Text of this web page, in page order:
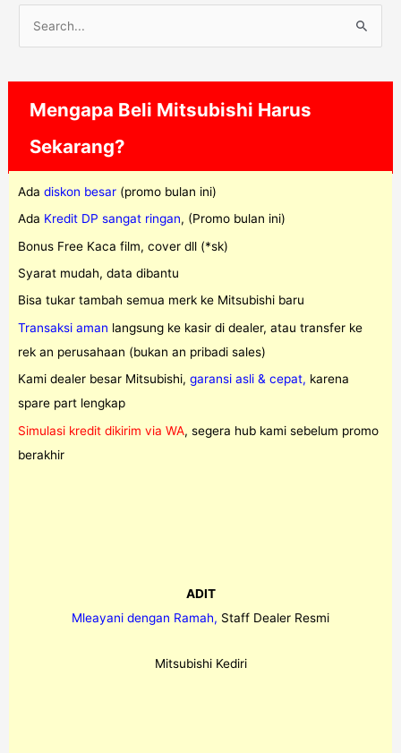
f
o
r
:
Mengapa Beli Mitsubishi Harus
Sekarang?
Ada diskon besar(promo bulan ini)
Ada Kredit DP sangat ringan, (Promo bulan ini)
Bonus Free Kaca film, cover dll (*sk)
Syarat mudah, data dibantu
Bisa tukar tambah semua merk ke Mitsubishi baru
Transaksi aman langsung ke kasir di dealer, atau transfer ke
rek an perusahaan (bukan an pribadi sales)
Kami dealer besar Mitsubishi, garansi asli & cepat, karena
spare part lengkap
Simulasi kredit dikirim via WA, segera hub kami sebelum promo
berakhir
ADIT
Mleayani dengan Ramah, Staff Dealer Resmi
Mitsubishi Kediri